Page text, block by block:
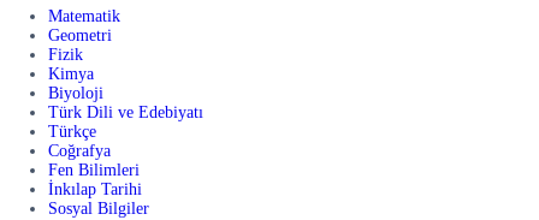
Matematik
Geometri
Fizik
Kimya
Biyoloji
Türk Dili ve Edebiyatı
Türkçe
Coğrafya
Fen Bilimleri
İnkılap Tarihi
Sosyal Bilgiler